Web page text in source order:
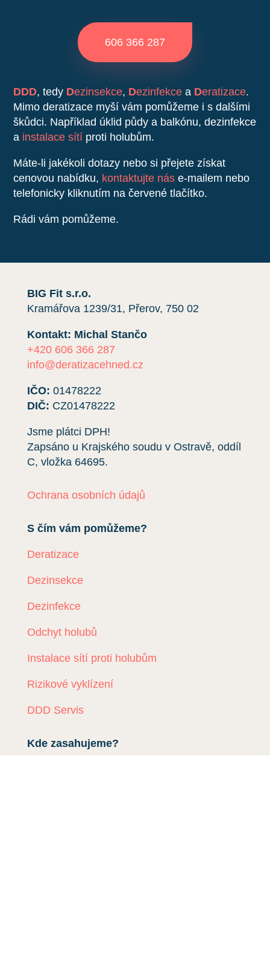
606 366 287
DDD, tedy Dezinsekce, Dezinfekce a Deratizace.
Mimo deratizace myší vám pomůžeme i s dalšími
škůdci. Například úklid půdy a balkónu, dezinfekce
a instalace sítí proti holubům.
Máte-li jakékoli dotazy nebo si přejete získat
cenovou nabídku, kontaktujte nás e-mailem nebo
telefonicky kliknutím na červené tlačítko.
Rádi vám pomůžeme.
BIG Fit s.r.o.
Kramářova 1239/31, Přerov, 750 02
Kontakt: Michal Stančo
+420 606 366 287
info@deratizacehned.cz
IČO: 01478222
DIČ: CZ01478222
Jsme plátci DPH!
Zapsáno u Krajského soudu v Ostravě, oddíl
C, vložka 64695.
Ochrana osobních údajů
S čím vám pomůžeme?
Deratizace
Dezinsekce
Dezinfekce
Odchyt holubů
Instalace sítí proti holubům
Rizikové vyklízení
DDD Servis
Kde zasahujeme?